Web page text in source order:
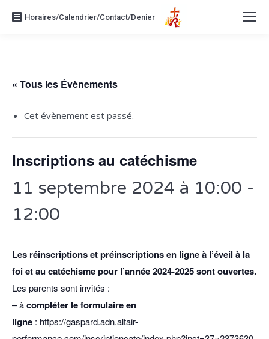
Horaires/Calendrier/Contact/Denier
« Tous les Évènements
Cet évènement est passé.
Inscriptions au catéchisme
11 septembre 2024 à 10:00 -
12:00
Les réinscriptions et préinscriptions en ligne à l’éveil à la
foi et au catéchisme pour l’année 2024-2025 sont ouvertes.
Les parents sont invités :
– àcompléter le formulaire en
ligne : https://gaspard.adn.altair-